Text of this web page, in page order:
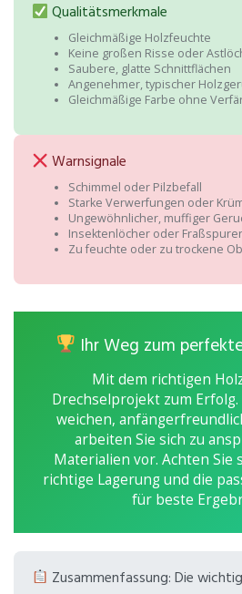
Qualitätsmerkmale
Gleichmäßige Holzfeuchte
Keine großen Risse oder
Saubere, glatte Schnittflächen
Angenehmer, typischer
Gleichmäßige Farbe ohne
Warnsignale
Schimmel oder Pilzbefall
Starke Verwerfungen oder
Ungewöhnlicher, muffiger
Insektenlöcher oder
Zu feuchte oder zu trockene
Ihr Weg zum
Mit dem richtigen
Drechselprojekt zum
weichen,
arbeiten Sie sich zu
Materialien vor. Achten Sie
richtige Lagerung und die
für beste
Zusammenfassung: Die